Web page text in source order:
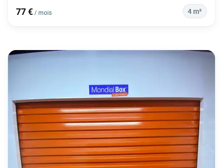
77 €/ mois 4 m²